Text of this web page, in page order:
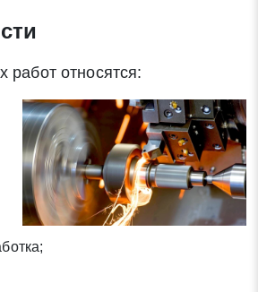
работ относятся: